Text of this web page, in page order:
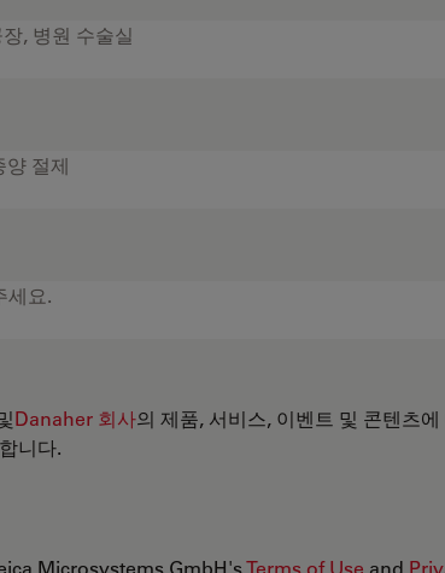
Danaher 회사의 제품, 서비스, 이벤트 및 콘텐츠
니다.
Microsystems GmbH'sTerms of Use and